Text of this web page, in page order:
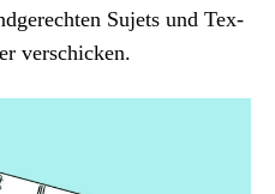
Sujets und Tex­
ver­schick­en.